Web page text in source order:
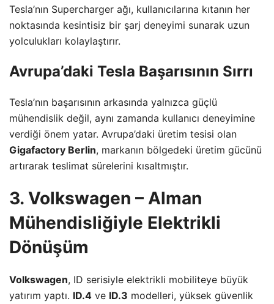
Tesla’nın Supercharger ağı, kullanıcılarına kıtanın her
noktasında kesintisiz bir şarj deneyimi sunarak uzun
yolculukları kolaylaştırır.
Avrupa’daki Tesla Başarısının Sırrı
Tesla’nın başarısının arkasında yalnızca güçlü
mühendislik değil, aynı zamanda kullanıcı deneyimine
verdiği önem yatar. Avrupa’daki üretim tesisi olan
Gigafactory Berlin, markanın bölgedeki üretim gücünü
artırarak teslimat sürelerini kısaltmıştır.
3. Volkswagen – Alman
Mühendisliğiyle Elektrikli
Dönüşüm
Volkswagen, ID serisiyle elektrikli mobiliteye büyük
yatırım yaptı. ID.4 ve ID.3 modelleri, yüksek güvenlik